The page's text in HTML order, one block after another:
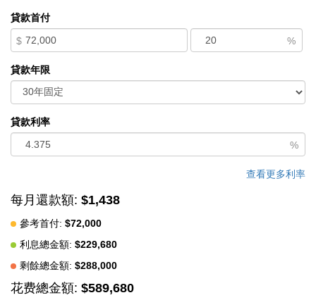
中文描述
貸款首付
$ %
貸款年限
貸款利率
%
查看更多利率
每月還款額: $1,438
參考首付: $72,000
利息總金額: $229,680
剩餘總金額: $288,000
花费總金額: $589,680